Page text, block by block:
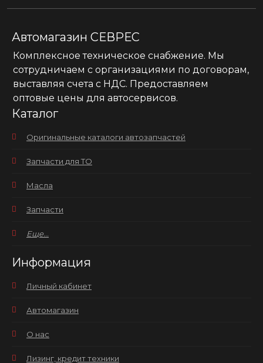
Автомагазин СЕВРЕС
Комплексное техническое снабжение. Мы
сотрудничаем с организациями по договорам,
выставляя счета с НДС. Предоставляем
оптовые цены для автосервисов.
Каталог
Оригинальные каталоги автозапчастей
Запчасти для ТО
Масла
Запчасти
Еще...
Информация
Личный кабинет
Автомагазин
О нас
Лизинг, кредит техники